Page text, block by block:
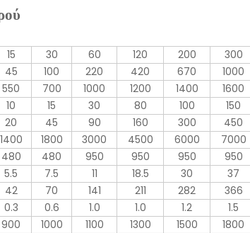
15 30 60 120 200 300
45 100 220 420 670 1000
550 700 1000 1200 1400 1600
10 15 30 80 100 150
20 45 90 160 300 450
1400 1800 3000 4500 6000 7000
480 480 950 950 950 950
5.5 7.5 11 18.5 30 37
42 70 141 211 282 366
0.3 0.6 1.0 1.0 1.2 1.5
900 1000 1100 1300 1500 1800